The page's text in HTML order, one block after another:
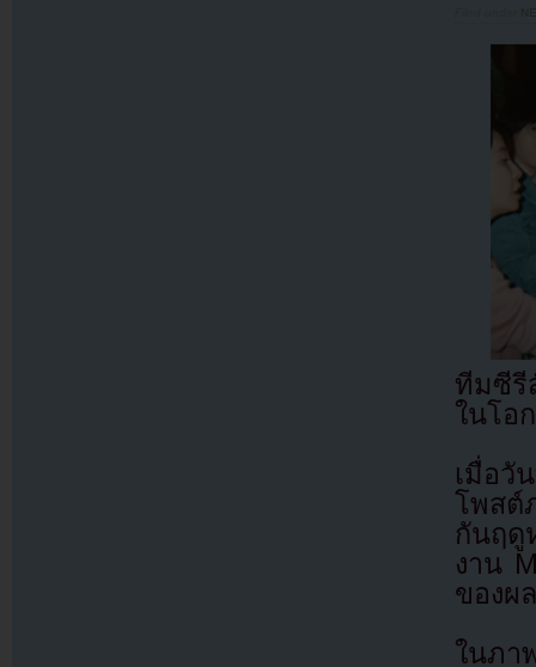
ทีมซีรี
ในโอ
เมื่อวั
โพสต์
กันฤดู
งาน
ของผ
ในภา